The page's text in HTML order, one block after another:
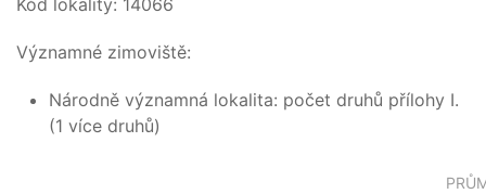
Kód lokality: 14066
Významné zimoviště:
Národně významná lokalita: počet druhů přílohy I.
(1 více druhů)